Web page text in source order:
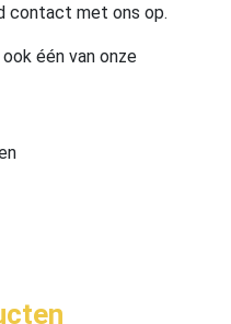
contact met ons op.
één van onze